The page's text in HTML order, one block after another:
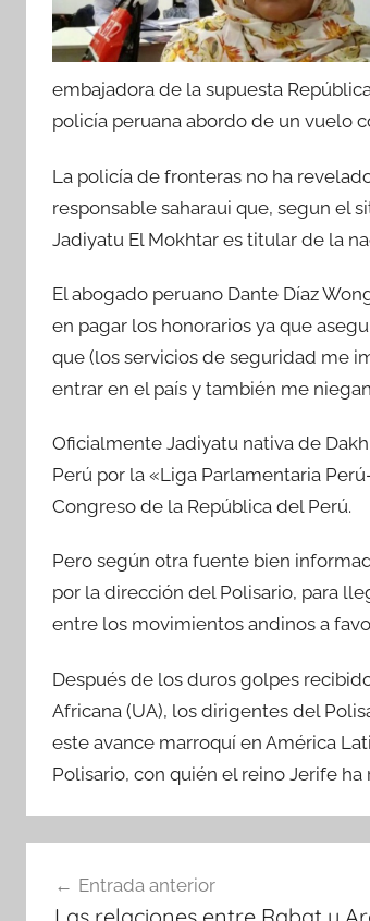
embajadora de la supuesta
policía peruana abordo de un vuelo
La policía de fronteras no ha
responsable saharaui que, segun el
Jadiyatu El Mokhtar es titular de la
El abogado peruano Dante Díaz
en pagar los honorarios ya que
que (los servicios de seguridad me
entrar en el país y también me
Oficialmente Jadiyatu nativa de
Perú por la «Liga Parlamentaria
Congreso de la República del Perú.
Pero según otra fuente bien
por la dirección del Polisario, para
entre los movimientos andinos a
Después de los duros golpes
Africana (UA), los dirigentes del
este avance marroquí en América
Polisario, con quién el reino Jerife
de
Entrada anterior